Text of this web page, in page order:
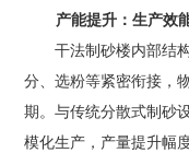
我
们
产能提升：生产效
干法制砂楼内部结
分、选粉等紧密衔接，
期。与传统分散式制砂
模化生产，产量提升幅